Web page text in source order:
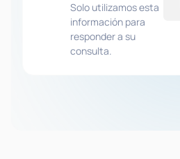
Solo utilizamos esta
información para
responder a su
consulta.